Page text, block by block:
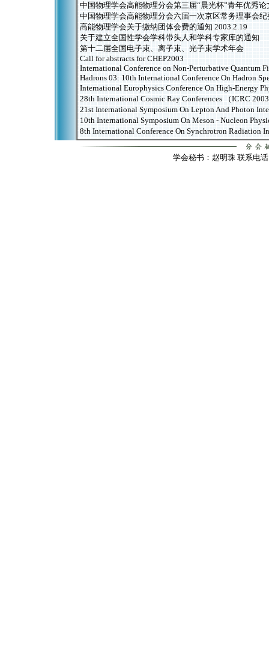
中国物理学会高能物理分会第三届“晨光杯”青年优秀
中国物理学会高能物理分会六届一次京区常务理事会纪
高能物理学会关于缴纳团体会费的通知 2003.2.19
关于建立全国性学会学科带头人和学科专家库的通知
第十二届全国电子束、离子束、光子束学术年会
Call for abstracts for CHEP2003
International Conference on Non-Perturbative Quantum
Hadrons 03: 10th International Conference On Hadron
International Europhysics Conference On High-Energy
28th International Cosmic Ray Conferences （ICRC
21st International Symposium On Lepton And Photon
10th International Symposium On Meson - Nucleon
8th International Conference On Synchrotron Radiation
学会秘书：赵明珠 联系电